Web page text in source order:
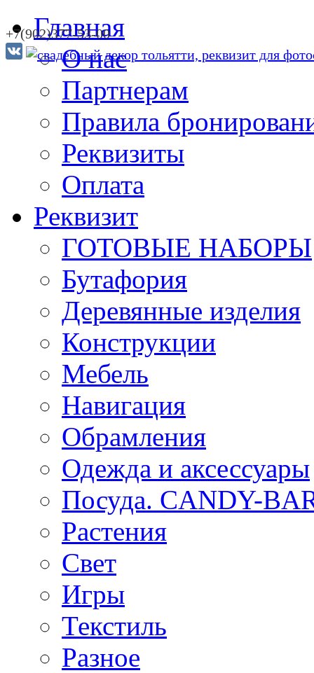
+7(902)377-53-00
Главная
О нас
Партнерам
Правила
Реквизиты
Оплата
Реквизит
ГОТОВЫЕ НАБОРЫ
Бутафория
Деревянные изделия
Конструкции
Мебель
Навигация
Обрамления
Одежда и аксессуары
Посуда. CANDY-
Растения
Свет
Игры
Текстиль
Разное